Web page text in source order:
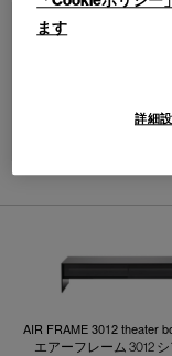
AIR FRAME 3012 theater
エアーフレーム 3012
ます
詳細